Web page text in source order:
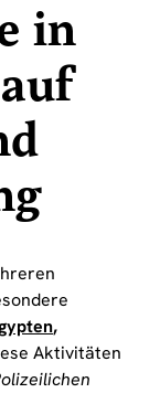
in
,
Aktivitäten